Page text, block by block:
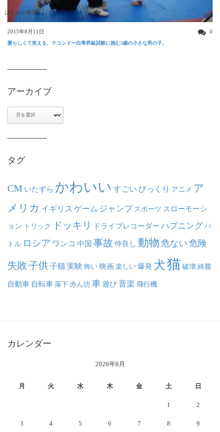
ほんわか映像
2015年8月11日 0
愛らしくて笑える、テコンドー白帯昇級試験に挑む3歳の小さな男の子。
アーカイブ
タグ
CM いたずら かわいい すごい びっくり アニメ ア
メリカ イギリス ゲーム ジャンプ スポーツ スローモーシ
ョン トリック ドッキリ ドライブレコーダー ハプニング バ
トル ロシア ワンコ 中国 事故 仲良し 動物 危ない 危険
失敗子供子猫実験 怖い映画楽しい爆発 犬猫 破壊綺麗
自動車 自転車落下赤ん坊車遊び音楽 飛行機
カレンダー
2026年8月
月 火 水 木 金 土 日
1 2
3 4 5 6 7 8 9